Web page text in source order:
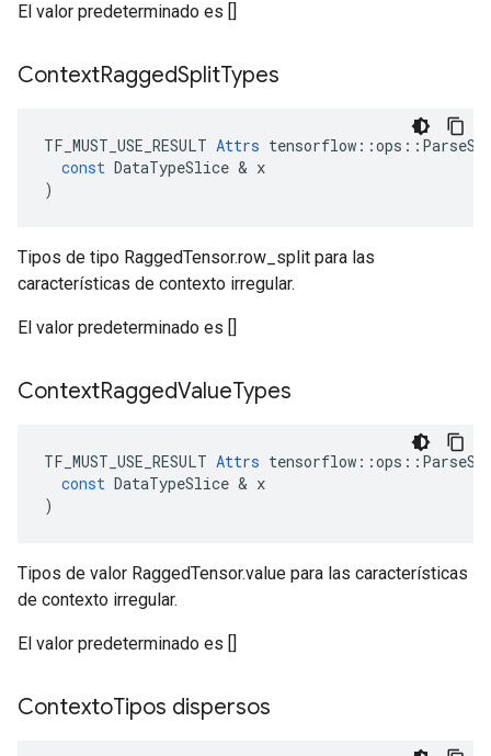
El valor predeterminado es []
ContextRaggedSplitTypes
TF_MUST_USE_RESULT Attrs tensorflow ::ops ::
const DataTypeSlice & x
)
Tipos de tipo RaggedTensor.row_split para las
características de contexto irregular.
El valor predeterminado es []
ContextRaggedValueTypes
TF_MUST_USE_RESULT Attrs tensorflow ::ops ::
const DataTypeSlice & x
)
Tipos de valor RaggedTensor.value para las características
de contexto irregular.
El valor predeterminado es []
ContextoTipos dispersos